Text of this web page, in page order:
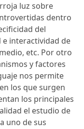
luz sobre
dentro
del
interactividad de
etc. Por otro
y factores
nos permite
los que surgen
los principales
el estudio de
uno de sus